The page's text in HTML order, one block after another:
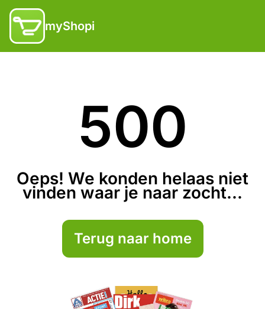
myShopi
500
Oeps! We konden helaas niet
vinden waar je naar zocht...
Terug naar home